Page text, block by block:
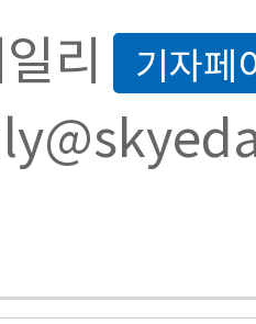
리 기자페